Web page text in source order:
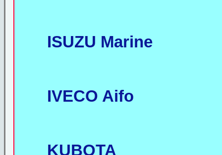
ISUZU Marine
IVECO Aifo
KUBOTA